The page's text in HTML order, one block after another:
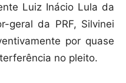
Luiz Inácio Lula da
geral da PRF, Silvinei
por quase
no pleito.